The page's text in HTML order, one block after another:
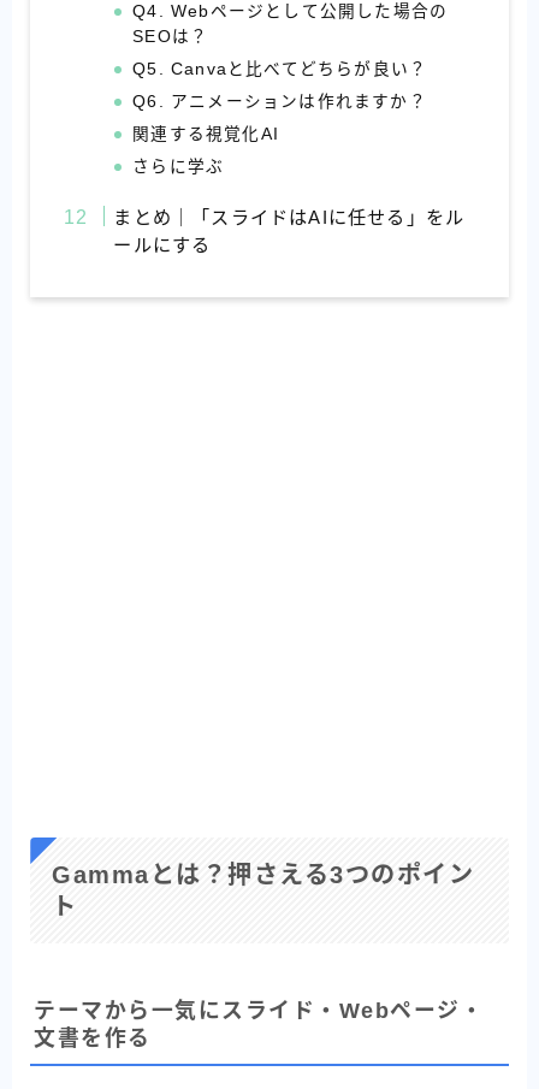
Q4. Webページとして公開した場合の
SEOは？
Q5. Canvaと比べてどちらが良い？
Q6. アニメーションは作れますか？
関連する視覚化AI
さらに学ぶ
まとめ｜「スライドはAIに任せる」をル
ールにする
Gammaとは？押さえる3つのポイン
ト
テーマから一気にスライド・Webページ・
文書を作る